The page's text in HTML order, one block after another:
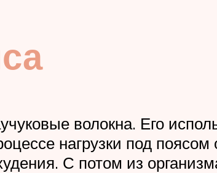
волокна. Его
нагрузки под
С потом из